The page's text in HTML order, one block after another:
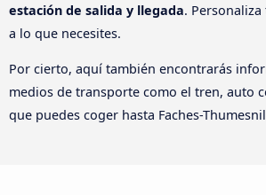
estación de salida y llegada.
a lo que necesites.
Por cierto, aquí también encontrarás
medios de transporte como el tren, auto
que puedes coger hasta Faches-